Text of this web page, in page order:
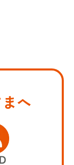
へ